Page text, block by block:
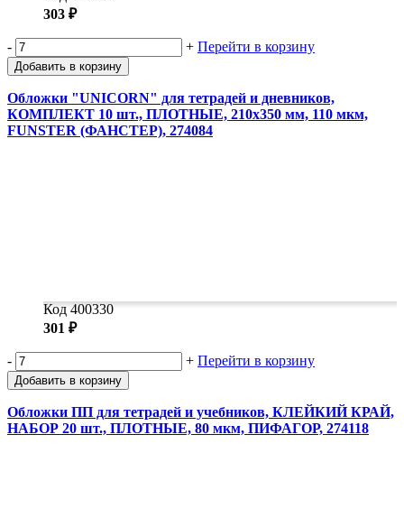
303 ₽
- + Перейти в корзину
Добавить в корзину
Обложки "UNICORN" для тетрадей и дневников,
КОМПЛЕКТ 10 шт., ПЛОТНЫЕ, 210х350 мм, 110 мкм,
FUNSTER (ФАНСТЕР), 274084
Код 400330
301 ₽
- + Перейти в корзину
Добавить в корзину
Обложки ПП для тетрадей и учебников, КЛЕЙКИЙ КРАЙ,
НАБОР 20 шт., ПЛОТНЫЕ, 80 мкм, ПИФАГОР, 274118